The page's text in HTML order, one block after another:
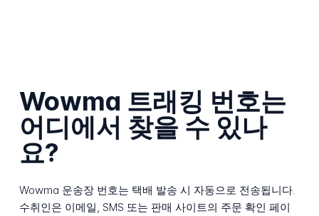
Wowma 트래킹 번호는
어디에서 찾을 수 있나
요?
Wowma 운송장 번호는 택배 발송 시 자동으로 전송됩니다.
수취인은 이메일, SMS 또는 판매 사이트의 주문 확인 페이